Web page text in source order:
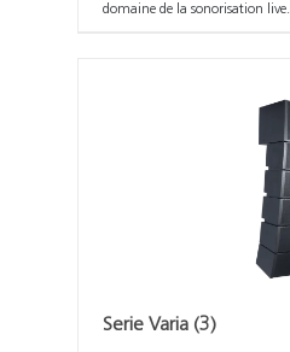
domaine de la sonorisation live.
Serie Varia (3)